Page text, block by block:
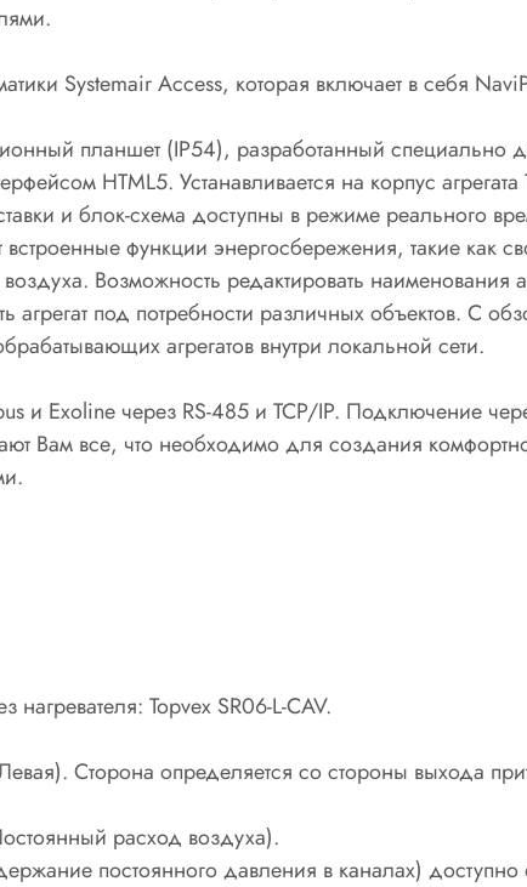
Systemair Access, которая включает в себя
планшет (IP54), разработанный
HTML5. Устанавливается на корпус
и блок-схема доступны в режиме реального
встроенные функции энергосбережения, такие как
Возможность редактировать наименования
агрегат под потребности различных объектов. С
агрегатов внутри локальной сети.
и Exoline через RS-485 и TCP/IP. Подключение
Вам все, что необходимо для создания
нагревателя: Topvex SR06-L-CAV.
Сторона определяется со стороны выхода
расход воздуха).
постоянного давления в каналах)